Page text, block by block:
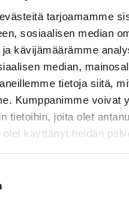
tarjoamamme
sosiaalisen median
kävijämäärämme
median,
tietoja siitä,
Kumppanimme voivat
tietoihin, joita olet
käyttänyt heidän
Info
Toimitus
Takuu ja palautukset